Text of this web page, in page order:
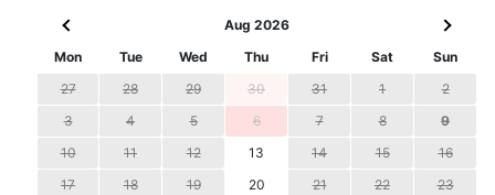
Aug 2026
Mon
Tue Wed Thu Fri Sat
Sun
27
28 29 30 31 1
2
3
4 5 6 7 8
9
10
11 12 13 14 15
16
17
18 19 20 21 22
23